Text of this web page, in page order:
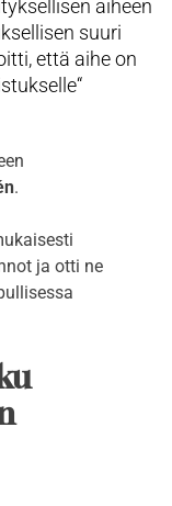
aiheen
suuri
että aihe on
.
ja otti ne